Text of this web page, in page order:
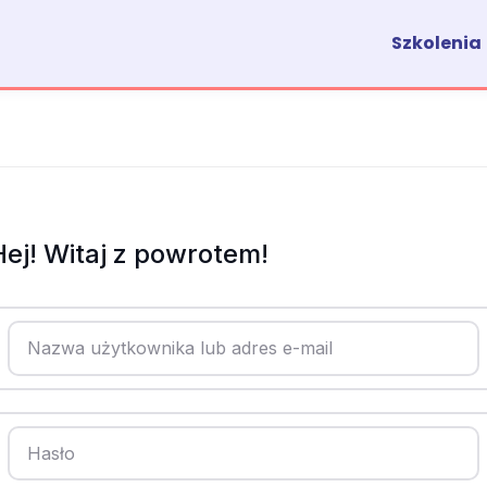
Szkolenia
Witaj z powrotem!